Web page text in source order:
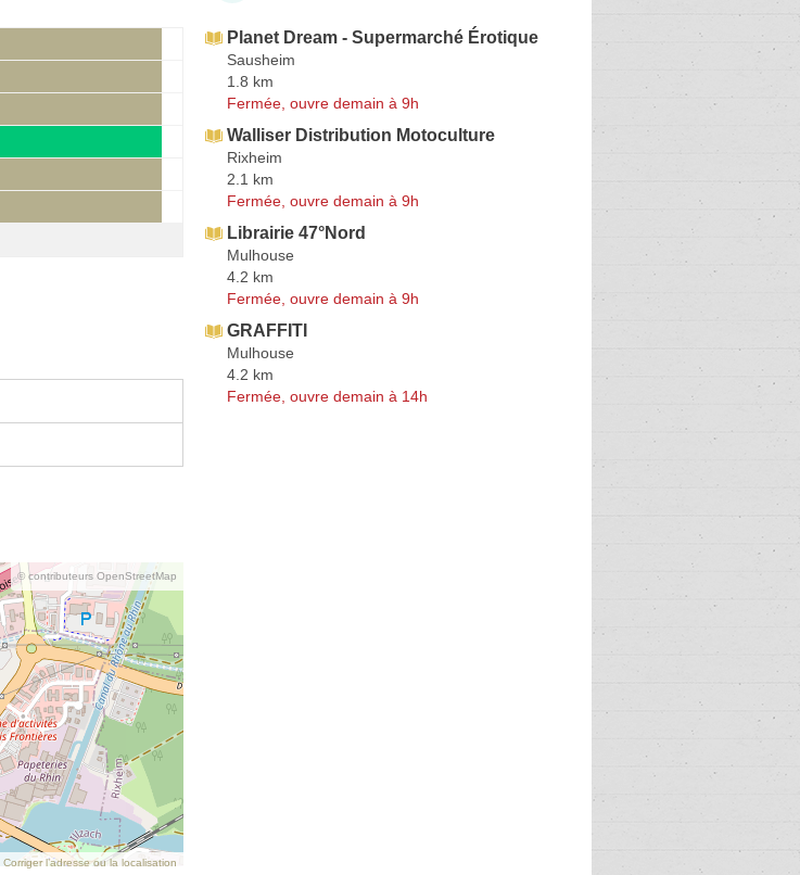
© contributeurs OpenStreetMap
Corriger l’adresse ou la localisation
Planet Dream - Supermarché Érotique
Sausheim
1.8 km
Fermée, ouvre demain à 9h
Walliser Distribution Motoculture
Rixheim
2.1 km
Fermée, ouvre demain à 9h
Librairie 47°Nord
Mulhouse
4.2 km
Fermée, ouvre demain à 9h
GRAFFITI
Mulhouse
4.2 km
Fermée, ouvre demain à 14h